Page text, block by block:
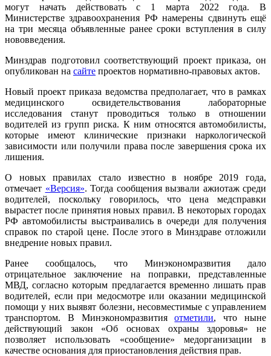
могут начать действовать с 1 марта 2022 года. В
Министерстве здравоохранения РФ намерены сдвинуть ещё
на три месяца объявленные ранее сроки вступления в силу
нововведения.
Минздрав подготовил соответствующий проект приказа, он
опубликован на сайте проектов нормативно-правовых актов.
Новый проект приказа ведомства предполагает, что в рамках
медицинского освидетельствования лабораторные
исследования станут проводиться только в отношении
водителей из групп риска. К ним относятся автомобилисты,
которые имеют клинические признаки наркологической
зависимости или получили права после завершения срока их
лишения.
О новых правилах стало известно в ноябре 2019 года,
отмечает «Версия». Тогда сообщения вызвали ажиотаж среди
водителей, поскольку говорилось, что цена медсправки
вырастет после принятия новых правил. В некоторых городах
РФ автомобилисты выстраивались в очереди для получения
справок по старой цене. После этого в Минздраве отложили
внедрение новых правил.
Ранее сообщалось, что Минэкономразвития дало
отрицательное заключение на поправки, представленные
МВД, согласно которым предлагается временно лишать прав
водителей, если при медосмотре или оказании медицинской
помощи у них выявят болезни, несовместимые с управлением
транспортом. В Минэкономразвитияотметили, что ныне
действующий закон «Об основах охраны здоровья» не
позволяет использовать «сообщение» медорганизации в
качестве основания для приостановления действия прав.